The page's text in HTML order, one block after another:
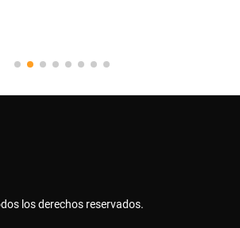
los derechos reservados.